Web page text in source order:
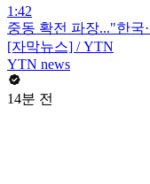
1:42
중동 확전 파장..."한국
[자막뉴스] / YTN
YTN news
14분 전